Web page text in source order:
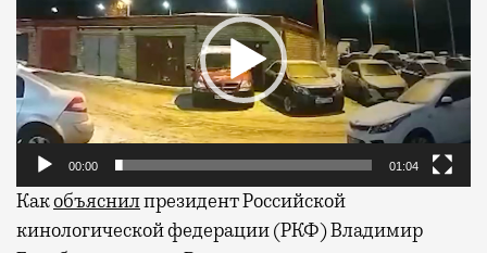
00:00 01:04
Какобъяснилпрезидент Российской
кинологической федерации (РКФ) Владимир